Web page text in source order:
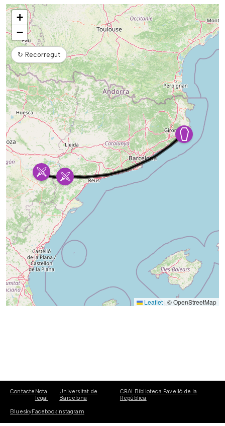
Mapa
+
−
↻ Recorregut
Leaflet | © OpenStreetMap
Contacte Nota
legal
Universitat de
Barcelona
CRAI Biblioteca Pavelló de la
República
BlueskyFacebookInstagram